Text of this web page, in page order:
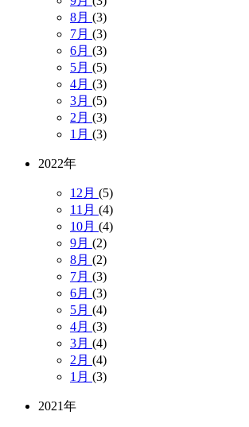
8月 (3)
7月 (3)
6月 (3)
5月 (5)
4月 (3)
3月 (5)
2月 (3)
1月 (3)
2022年
12月 (5)
11月 (4)
10月 (4)
9月 (2)
8月 (2)
7月 (3)
6月 (3)
5月 (4)
4月 (3)
3月 (4)
2月 (4)
1月 (3)
2021年